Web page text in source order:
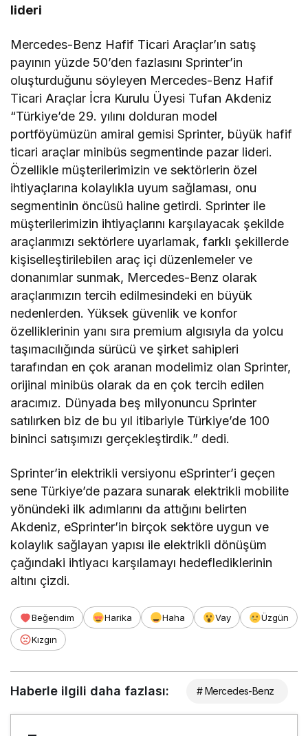
lideri
Mercedes-Benz Hafif Ticari Araçlar’ın satış
payının yüzde 50’den fazlasını Sprinter’in
oluşturduğunu söyleyen Mercedes-Benz Hafif
Ticari Araçlar İcra Kurulu Üyesi Tufan Akdeniz
“Türkiye’de 29. yılını dolduran model
portföyümüzün amiral gemisi Sprinter, büyük hafif
ticari araçlar minibüs segmentinde pazar lideri.
Özellikle müşterilerimizin ve sektörlerin özel
ihtiyaçlarına kolaylıkla uyum sağlaması, onu
segmentinin öncüsü haline getirdi. Sprinter ile
müşterilerimizin ihtiyaçlarını karşılayacak şekilde
araçlarımızı sektörlere uyarlamak, farklı şekillerde
kişiselleştirilebilen araç içi düzenlemeler ve
donanımlar sunmak, Mercedes-Benz olarak
araçlarımızın tercih edilmesindeki en büyük
nedenlerden. Yüksek güvenlik ve konfor
özelliklerinin yanı sıra premium algısıyla da yolcu
taşımacılığında sürücü ve şirket sahipleri
tarafından en çok aranan modelimiz olan Sprinter,
orijinal minibüs olarak da en çok tercih edilen
aracımız. Dünyada beş milyonuncu Sprinter
satılırken biz de bu yıl itibariyle Türkiye’de 100
bininci satışımızı gerçekleştirdik.” dedi.
Sprinter’in elektrikli versiyonu eSprinter’i geçen
sene Türkiye’de pazara sunarak elektrikli mobilite
yönündeki ilk adımlarını da attığını belirten
Akdeniz, eSprinter’in birçok sektöre uygun ve
kolaylık sağlayan yapısı ile elektrikli dönüşüm
çağındaki ihtiyacı karşılamayı hedeflediklerinin
altını çizdi.
Beğendim Harika Haha Vay
Üzgün
Kızgın
Haberle ilgili daha fazlası: # Mercedes-Benz